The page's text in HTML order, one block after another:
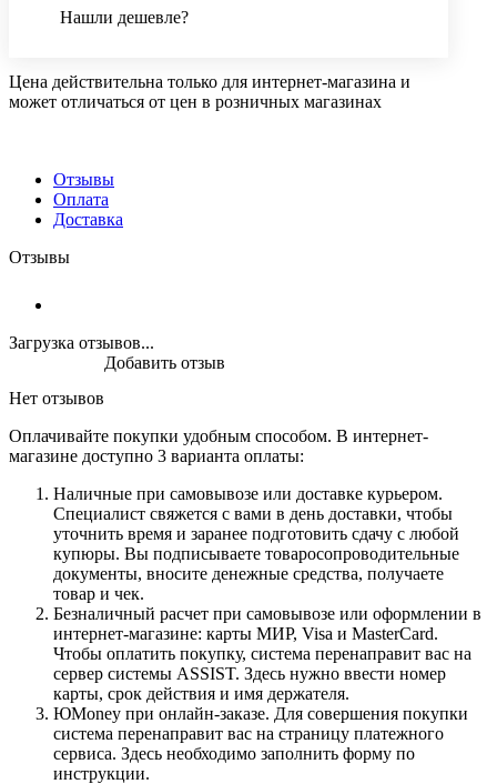
Нашли дешевле?
Цена действительна только для интернет-магазина и
может отличаться от цен в розничных магазинах
Отзывы
Оплата
Доставка
Отзывы
Загрузка отзывов...
Нет отзывов
Добавить отзыв
Оплачивайте покупки удобным способом. В интернет-
магазине доступно 3 варианта оплаты:
Наличные при самовывозе или доставке курьером.
Специалист свяжется с вами в день доставки, чтобы
уточнить время и заранее подготовить сдачу с любой
купюры. Вы подписываете товаросопроводительные
документы, вносите денежные средства, получаете
товар и чек.
Безналичный расчет при самовывозе или оформлении в
интернет-магазине: карты МИР, Visa и MasterCard.
Чтобы оплатить покупку, система перенаправит вас на
сервер системы ASSIST. Здесь нужно ввести номер
карты, срок действия и имя держателя.
ЮMoney при онлайн-заказе. Для совершения покупки
система перенаправит вас на страницу платежного
сервиса. Здесь необходимо заполнить форму по
инструкции.